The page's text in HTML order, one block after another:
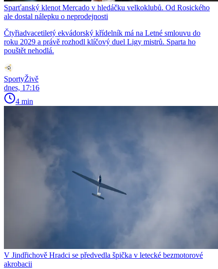
Sparťanský klenot Mercado v hledáčku velkoklubů. Od Rosického
ale dostal nálepku o neprodejnosti
Čtyřiadvacetiletý ekvádorský křídelník má na Letné smlouvu do
roku 2029 a právě rozhodl klíčový duel Ligy mistrů. Sparta ho
pouštět nehodlá.
SportyŽivě
dnes, 17:16
4 min
V Jindřichově Hradci se předvedla špička v letecké bezmotorové
akrobacii